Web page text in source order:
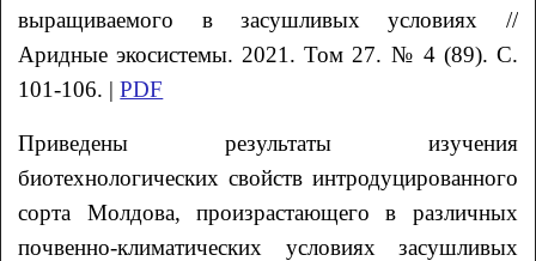
выращиваемого в засушливых условиях //
Аридные экосистемы. 2021. Том 27. № 4 (89). С.
101-106. |PDF
Приведены результаты изучения
биотехнологических свойств интродуцированного
сорта Молдова, произрастающего в различных
почвенно-климатических условиях засушливых